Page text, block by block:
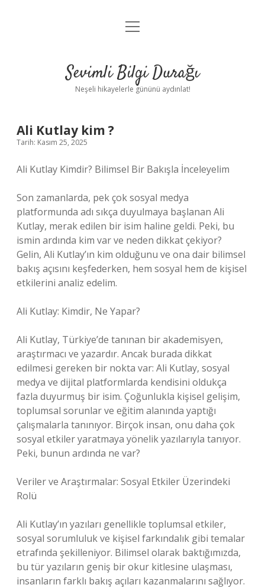
Anasayfa
Yasal Uyarı
menüyü
Sevimli Bilgi Durağı
Neşeli hikayelerle gününü aydınlat!
Ali Kutlay kim ?
Tarih: Kasım 25, 2025
Ali Kutlay Kimdir? Bilimsel Bir Bakışla İnceleyelim
Son zamanlarda, pek çok sosyal medya
platformunda adı sıkça duyulmaya başlanan Ali
Kutlay, merak edilen bir isim haline geldi. Peki, bu
ismin ardında kim var ve neden dikkat çekiyor?
Gelin, Ali Kutlay’ın kim olduğunu ve ona dair bilimsel
bakış açısını keşfederken, hem sosyal hem de kişisel
etkilerini analiz edelim.
Ali Kutlay: Kimdir, Ne Yapar?
Ali Kutlay, Türkiye’de tanınan bir akademisyen,
araştırmacı ve yazardır. Ancak burada dikkat
edilmesi gereken bir nokta var: Ali Kutlay, sosyal
medya ve dijital platformlarda kendisini oldukça
fazla duyurmuş bir isim. Çoğunlukla kişisel gelişim,
toplumsal sorunlar ve eğitim alanında yaptığı
çalışmalarla tanınıyor. Birçok insan, onu daha çok
sosyal etkiler yaratmaya yönelik yazılarıyla tanıyor.
Peki, bunun ardında ne var?
Veriler ve Araştırmalar: Sosyal Etkiler Üzerindeki
Rolü
Ali Kutlay’ın yazıları genellikle toplumsal etkiler,
sosyal sorumluluk ve kişisel farkındalık gibi temalar
etrafında şekilleniyor. Bilimsel olarak baktığımızda,
bu tür yazıların geniş bir okur kitlesine ulaşması,
insanların farklı bakış açıları kazanmalarını sağlıyor.